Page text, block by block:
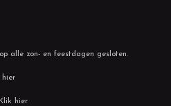
alle zon- en feestdagen gesloten.
hier
hier